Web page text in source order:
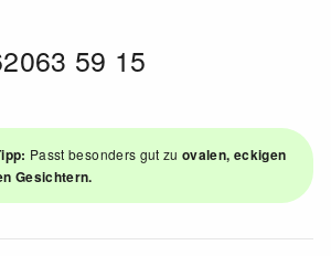
59 15
Passt besonders gut zuovalen, eckigen
Gesichtern.